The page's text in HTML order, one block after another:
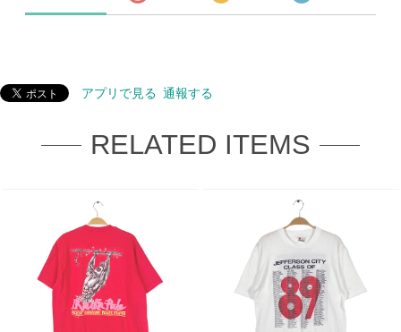
アプリで見る 通報する
RELATED ITEMS